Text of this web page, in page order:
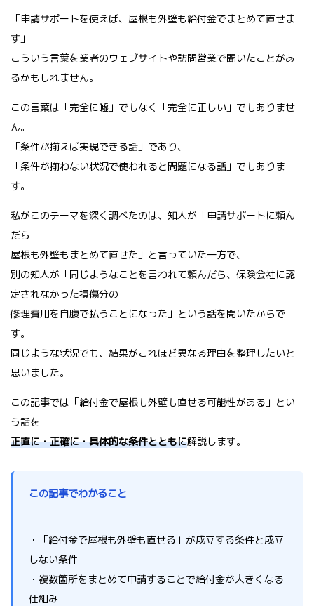
「申請サポートを使えば、屋根も外壁も給付金でまとめて直せま
す」——
こういう言葉を業者のウェブサイトや訪問営業で聞いたことがあ
るかもしれません。
この言葉は「完全に嘘」でもなく「完全に正しい」でもありませ
ん。
「条件が揃えば実現できる話」であり、
「条件が揃わない状況で使われると問題になる話」でもありま
す。
私がこのテーマを深く調べたのは、知人が「申請サポートに頼ん
だら
屋根も外壁もまとめて直せた」と言っていた一方で、
別の知人が「同じようなことを言われて頼んだら、保険会社に認
定されなかった損傷分の
修理費用を自腹で払うことになった」という話を聞いたからで
す。
同じような状況でも、結果がこれほど異なる理由を整理したいと
思いました。
この記事では「給付金で屋根も外壁も直せる可能性がある」とい
う話を
正直に・正確に・具体的な条件とともに解説します。
この記事でわかること
・「給付金で屋根も外壁も直せる」が成立する条件と成立
しない条件
・複数箇所をまとめて申請することで給付金が大きくなる
仕組み